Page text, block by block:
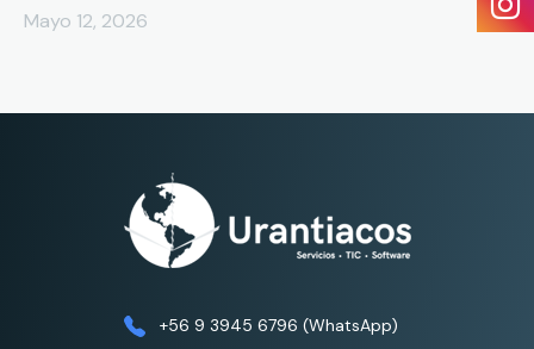
Mayo 12, 2026
+56 9 3945 6796 (WhatsApp)